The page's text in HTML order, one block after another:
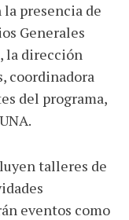
presencia de
Generales
la dirección
coordinadora
del programa,
talleres de
eventos como